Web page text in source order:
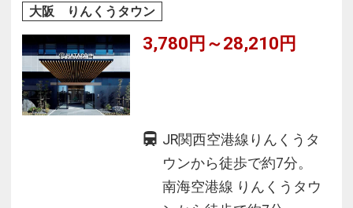
大阪 りんくうタウン
3,780円～28,210円
JR関西空港線りんくうタ
ウンから徒歩で約7分。
南海空港線 りんくうタウ